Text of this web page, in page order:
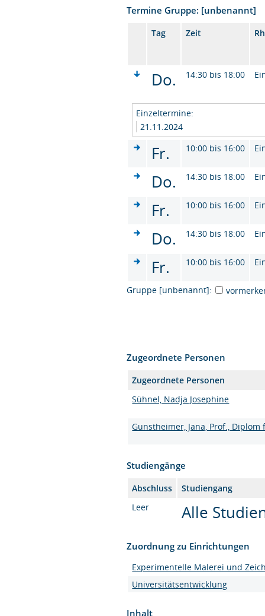
Termine Gruppe: [unbenannt]
Tag Zeit
Do. 14:30 bis 18:00
Einzeltermine:
21.11.2024
Fr. 10:00 bis 16:00
Do. 14:30 bis 18:00
Fr. 10:00 bis 16:00
Do. 14:30 bis 18:00
Fr. 10:00 bis 16:00
Gruppe [unbenannt]:
Zugeordnete Personen
Zugeordnete Personen
Sühnel, Nadja Josephine
Gunstheimer, Jana, Prof.,
Studiengänge
Abschluss
Studiengang
Leer
Alle
Zuordnung zu Einrichtungen
Experimentelle Malerei und
Universitätsentwicklung
Inhalt